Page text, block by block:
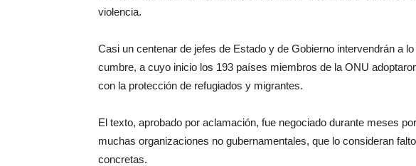
violencia.
Casi un centenar de jefes de Estado y de Gobierno intervendrán a
cumbre, a cuyo inicio los 193 países miembros de la ONU
con la protección de refugiados y migrantes.
El texto, aprobado por aclamación, fue negociado durante meses
muchas organizaciones no gubernamentales, que lo consideran
concretas.